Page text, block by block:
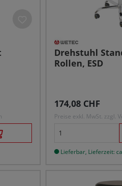
Drehstuhl
Rollen, ESD
Regulärer Preis:
174,08 CHF
Preise exkl. MwSt. zzgl.
Lieferbar, Lieferzeit: